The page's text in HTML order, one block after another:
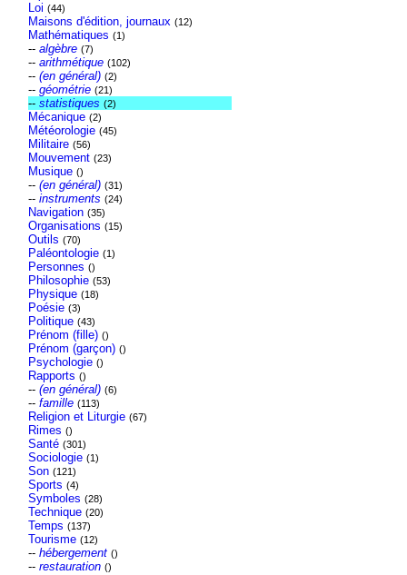
Loi (44)
Maisons d'édition, journaux (12)
Mathématiques (1)
-- algèbre (7)
-- arithmétique (102)
-- (en général) (2)
-- géométrie (21)
-- statistiques (2)
Mécanique (2)
Météorologie (45)
Militaire (56)
Mouvement (23)
Musique ()
-- (en général) (31)
-- instruments (24)
Navigation (35)
Organisations (15)
Outils (70)
Paléontologie (1)
Personnes ()
Philosophie (53)
Physique (18)
Poésie (3)
Politique (43)
Prénom (fille) ()
Prénom (garçon) ()
Psychologie ()
Rapports ()
-- (en général) (6)
-- famille (113)
Religion et Liturgie (67)
Rimes ()
Santé (301)
Sociologie (1)
Son (121)
Sports (4)
Symboles (28)
Technique (20)
Temps (137)
Tourisme (12)
-- hébergement ()
-- restauration ()